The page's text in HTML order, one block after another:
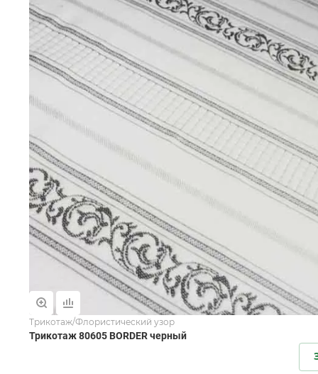
Трикотаж/Флористический узор
Трикотаж 80605 BORDER черный